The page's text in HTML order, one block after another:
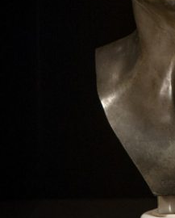
femminile di profilo.
In occasione di GO!
della Cultura, la
Cronberg ha
testa con
all’installazione tra
grandi riproduzioni
realizzate dall’artista